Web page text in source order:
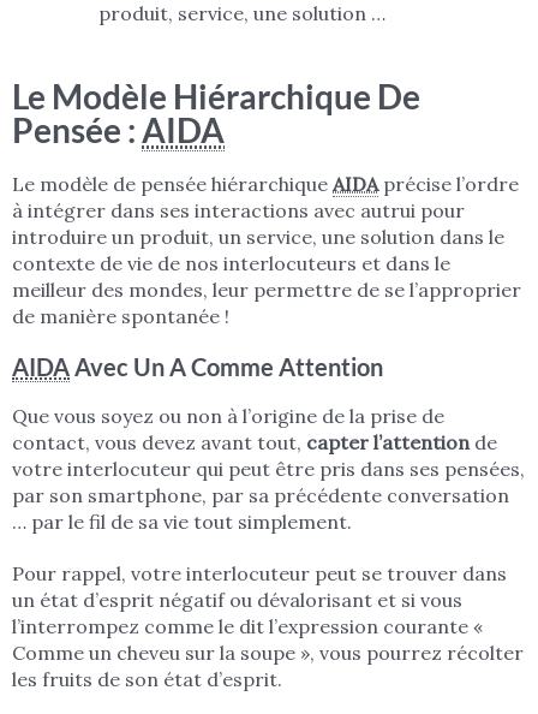
produit, service, une solution …
Le Modèle Hiérarchique De
Pensée :AIDA
Le modèle de pensée hiérarchique AIDAprécise l’ordre
à intégrer dans ses interactions avec autrui pour
introduire un produit, un service, une solution dans le
contexte de vie de nos interlocuteurs et dans le
meilleur des mondes, leur permettre de se l’approprier
de manière spontanée !
AIDAAvec Un A Comme Attention
Que vous soyez ou non à l’origine de la prise de
contact, vous devez avant tout, capter l’attention de
votre interlocuteur qui peut être pris dans ses pensées,
par son smartphone, par sa précédente conversation
… par le fil de sa vie tout simplement.
Pour rappel, votre interlocuteur peut se trouver dans
un état d’esprit négatif ou dévalorisant et si vous
l’interrompez comme le dit l’expression courante «
Comme un cheveu sur la soupe », vous pourrez récolter
les fruits de son état d’esprit.